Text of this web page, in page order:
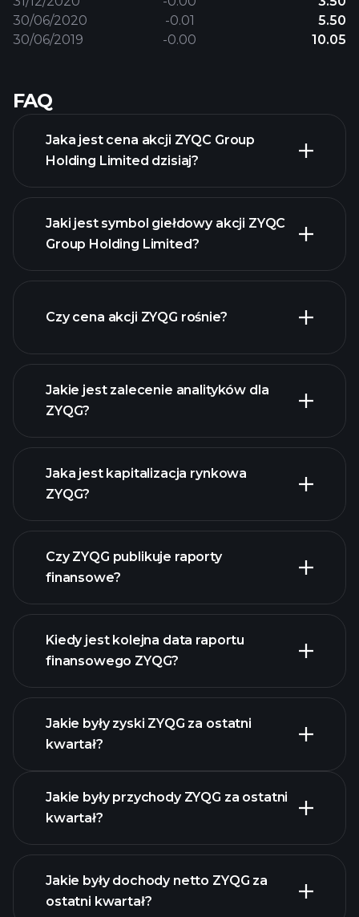
30/06/2020
-0.01
5.50
30/06/2019
-0.00 10.05
FAQ
Jaka jest cena akcji ZYQC Group
Holding Limited dzisiaj?
zaawansowanej wykresie
Jaki jest symbol giełdowy akcji ZYQC
Group Holding Limited?
Czy cena akcji ZYQG rośnie?
wykresie.
Jakie jest zalecenie analityków dla
ZYQG?
Jaka jest kapitalizacja rynkowa
ZYQG?
Czy ZYQG publikuje raporty
finansowe?
finanse ZYQG
Kiedy jest kolejna data raportu
finansowego ZYQG?
Jakie były zyski ZYQG za ostatni
kwartał?
zysków ZYQG
Jakie były przychody ZYQG za ostatni
kwartał?
Jakie były dochody netto ZYQG za
ostatni kwartał?